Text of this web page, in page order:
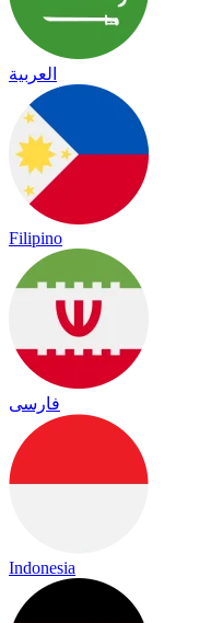
العربية
Filipino
فارسی
Indonesia